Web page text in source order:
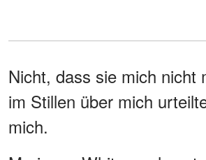
Nicht, dass sie mich nicht
im Stillen über mich
mich.